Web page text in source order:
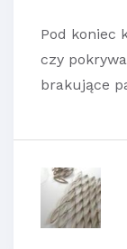
Pod koniec
czy
brakujące